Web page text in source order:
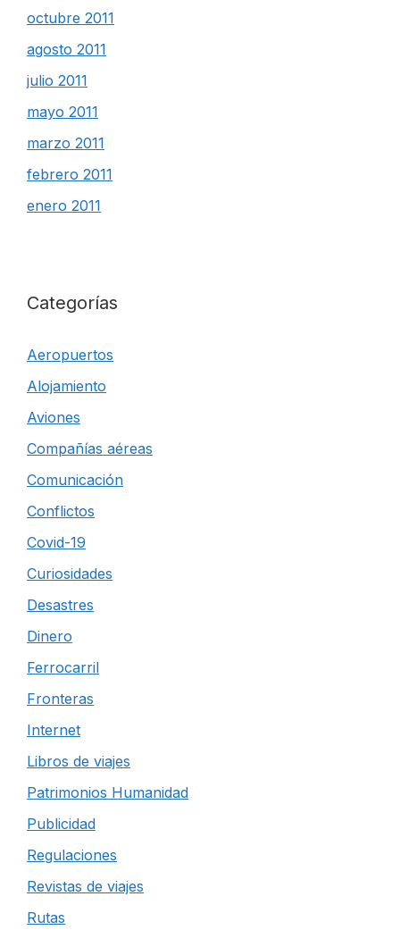
octubre 2011
agosto 2011
julio 2011
mayo 2011
marzo 2011
febrero 2011
enero 2011
Categorías
Aeropuertos
Alojamiento
Aviones
Compañías aéreas
Comunicación
Conflictos
Covid-19
Curiosidades
Desastres
Dinero
Ferrocarril
Fronteras
Internet
Libros de viajes
Patrimonios Humanidad
Publicidad
Regulaciones
Revistas de viajes
Rutas